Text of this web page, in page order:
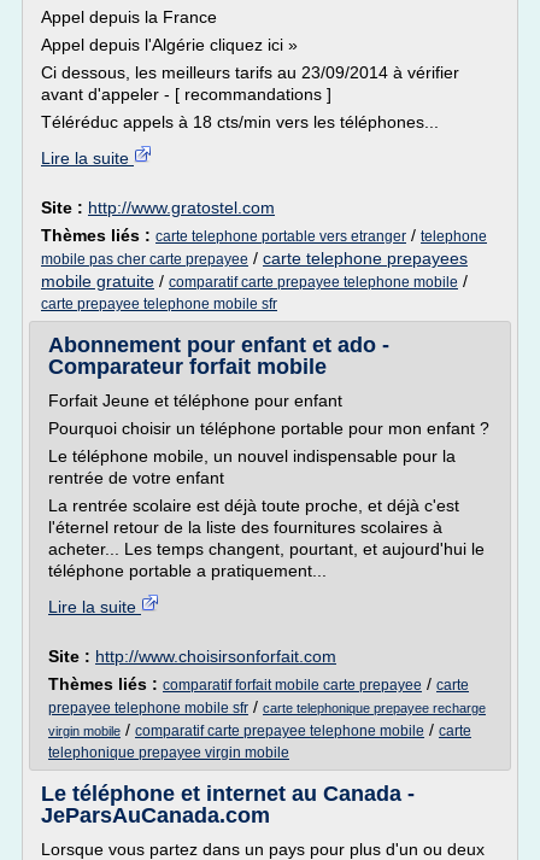
Appel depuis la France
Appel depuis l'Algérie cliquez ici »
Ci dessous, les meilleurs tarifs au 23/09/2014 à vérifier
avant d'appeler - [ recommandations ]
Téléréduc appels à 18 cts/min vers les téléphones...
Lire la suite
Site : http://www.gratostel.com
Thèmes liés : carte telephone portable vers etranger / telephone
mobile pas cher carte prepayee / carte telephone prepayees
mobile gratuite / comparatif carte prepayee telephone mobile /
carte prepayee telephone mobile sfr
Abonnement pour enfant et ado -
Comparateur forfait mobile
Forfait Jeune et téléphone pour enfant
Pourquoi choisir un téléphone portable pour mon enfant ?
Le téléphone mobile, un nouvel indispensable pour la
rentrée de votre enfant
La rentrée scolaire est déjà toute proche, et déjà c'est
l'éternel retour de la liste des fournitures scolaires à
acheter... Les temps changent, pourtant, et aujourd'hui le
téléphone portable a pratiquement...
Lire la suite
Site : http://www.choisirsonforfait.com
Thèmes liés : comparatif forfait mobile carte prepayee / carte
prepayee telephone mobile sfr / carte telephonique prepayee recharge
virgin mobile / comparatif carte prepayee telephone mobile / carte
telephonique prepayee virgin mobile
Le téléphone et internet au Canada -
JeParsAuCanada.com
Lorsque vous partez dans un pays pour plus d'un ou deux